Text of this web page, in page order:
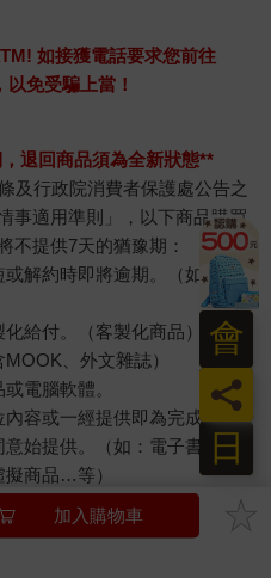
如接獲電話要求您前往
免受騙上當！
退回商品須為全新狀態**
及行政院消費者保護處公告之
事適用準則」，以下商品購買
不提供7天的猶豫期：
解約時即將逾期。（如：生
給付。（客製化商品）
、外文雜誌）
電腦軟體。
容或一經提供即為完成之線
意始提供。（如：電子書、電
商品…等）
如：內衣褲、刮鬍刀、除毛
貨7天的猶豫期（含例假
加入購物車
日
員
會